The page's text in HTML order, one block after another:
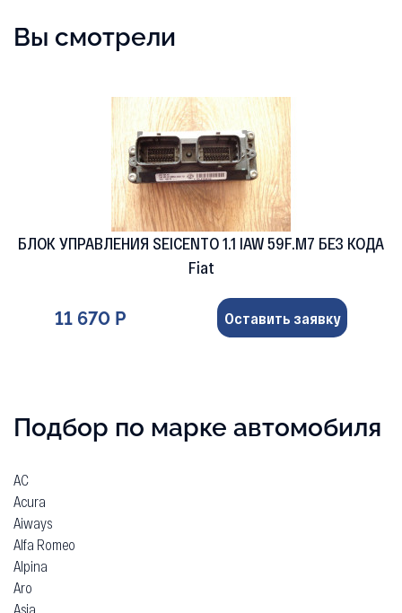
Вы смотрели
БЛОК УПРАВЛЕНИЯ SEICENTO 1.1 IAW 59F.M7 БЕЗ КОДА
Fiat
11 670 Р Оставить заявку
Подбор по марке автомобиля
AC
Acura
Aiways
Alfa Romeo
Alpina
Aro
Asia